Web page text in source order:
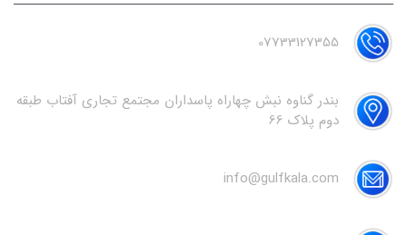
07733127355
بندر گناوه نبش چهاراه پاسداران مجتمع تجاری آفتاب طبقه
دوم پلاک 66
info@gulfkala.com